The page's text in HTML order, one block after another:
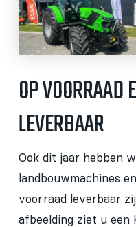
OP VOORRAAD
LEVERBAAR
Ook dit jaar hebben
landbouwmachines
voorraad leverbaar
afbeelding ziet u een